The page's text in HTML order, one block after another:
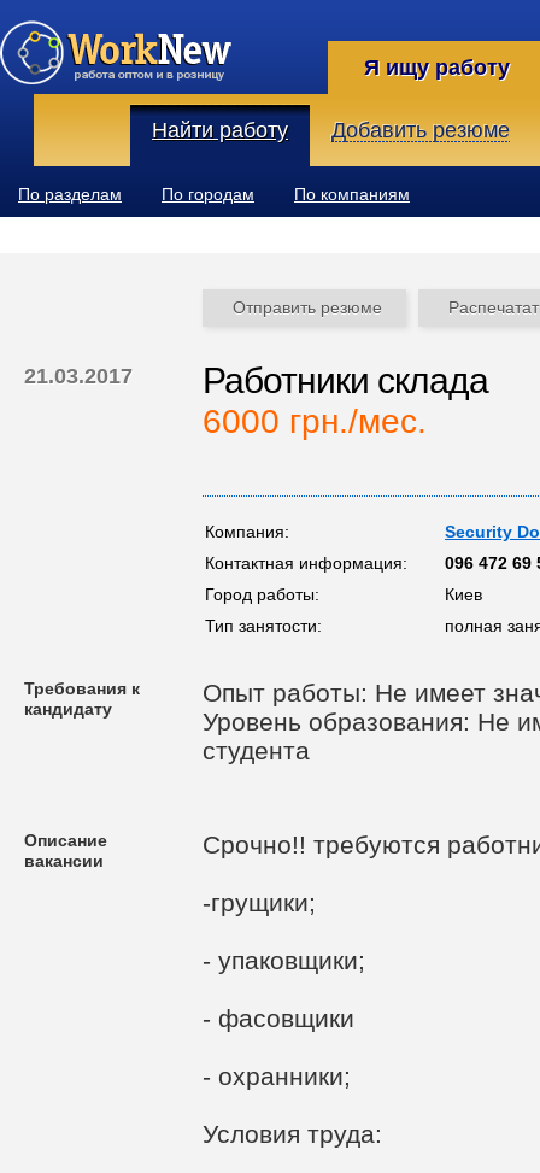
Я ищу работу
Найти работу Добавить резюме
По разделам По городам По компаниям
Отправить резюме
21.03.2017 Работники склада
6000 грн./мес.
Компания:
Security
Контактная информация:
096 472 69
Город работы:
Киев
Тип занятости:
полная
Требования к
кандидату
Опыт работы: Не имеет
Уровень образования: Не
студента
Описание
вакансии
Срочно!! требуются
-грущики;
- упаковщики;
- фасовщики
- охранники;
Условия труда: